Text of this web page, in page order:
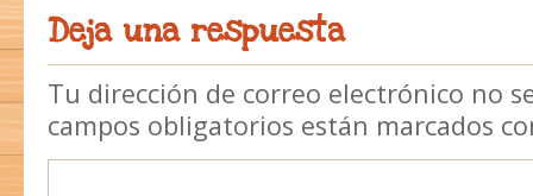
Deja una respuesta
Tu dirección de correo electrónico no
campos obligatorios están marcados